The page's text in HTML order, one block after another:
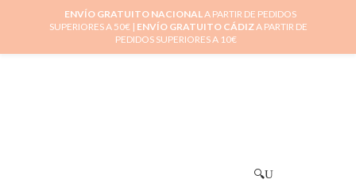
🔍
ENVÍO GRATUITO NACIONALA PARTIR DE PEDIDOS
SUPERIORES A 50€ | ENVÍO GRATUITO CÁDIZA PARTIR DE
PEDIDOS SUPERIORES A 10€